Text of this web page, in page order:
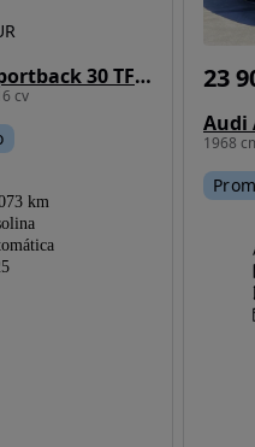
Audi A3 Sportback 30 TFSI S line S tronic
cv
km
1968
23